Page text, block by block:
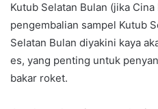
Kutub Selatan Bulan (jika
pengembalian sampel Kutub
Selatan Bulan diyakini kaya
es, yang penting untuk
bakar roket.